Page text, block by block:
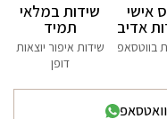
אישי
אדיב
בווטסאפ
שידות במלאי
תמיד
שידות איפור יוצאות
דופן